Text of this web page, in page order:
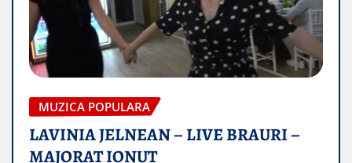
MUZICA POPULARA
LAVINIA JELNEAN – LIVE BRAURI –
MAJORAT IONUŢ